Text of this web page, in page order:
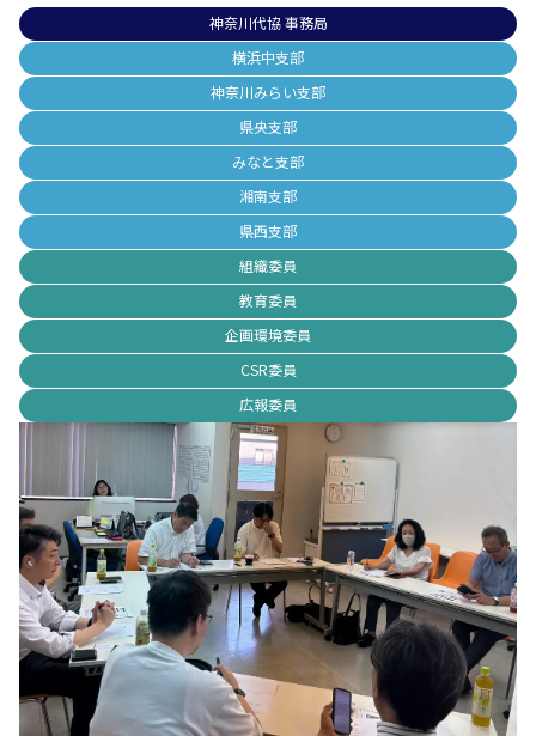
神奈川代協 事務局
横浜中支部
神奈川みらい支部
県央支部
みなと支部
湘南支部
県西支部
組織委員
教育委員
企画環境委員
CSR委員
広報委員